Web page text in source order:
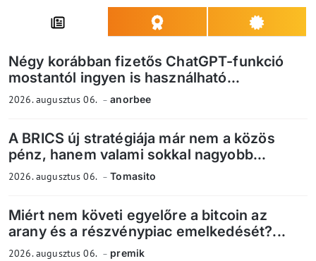
Négy korábban fizetős ChatGPT-funkció
mostantól ingyen is használható...
2026. augusztus 06. anorbee
A BRICS új stratégiája már nem a közös
pénz, hanem valami sokkal nagyobb...
2026. augusztus 06. Tomasito
Miért nem követi egyelőre a bitcoin az
arany és a részvénypiac emelkedését?...
2026. augusztus 06. premik